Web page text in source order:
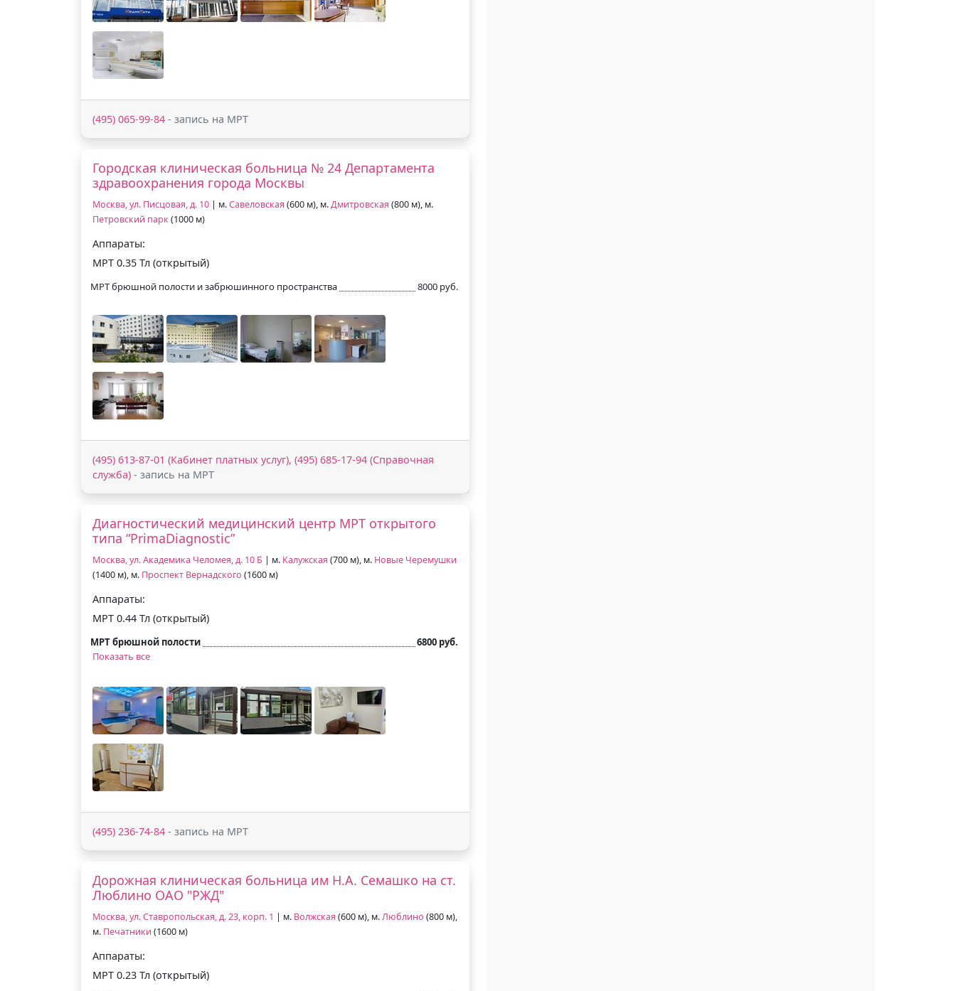
(495) 065-99-84 - запись на МРТ
Городская клиническая больница № 24 Департамента
здравоохранения города Москвы
Москва, ул. Писцовая, д. 10 | м.Савеловская (600 м), м.Дмитровская (800 м), м.
Петровский парк(1000 м)
Аппараты:
МРТ 0.35 Тл (открытый)
МРТ брюшной полости и забрюшинного пространства 8000 руб.
(495) 613-87-01 (Кабинет платных услуг), (495) 685-17-94 (Справочная
служба) - запись на МРТ
Диагностический медицинский центр МРТ открытого
типа “PrimaDiagnostic”
Москва, ул. Академика Челомея, д. 10 Б | м. Калужская (700 м), м. Новые Черемушки
(1400 м), м. Проспект Вернадского (1600 м)
Аппараты:
МРТ 0.44 Тл (открытый)
МРТ брюшной полости
6800 руб.
Показать все
(495) 236-74-84 - запись на МРТ
Дорожная клиническая больница им Н.А. Семашко на ст.
Люблино ОАО "РЖД"
Москва, ул. Ставропольская, д. 23, корп. 1 | м. Волжская (600 м), м.Люблино (800 м),
м. Печатники (1600 м)
Аппараты:
МРТ 0.23 Тл (открытый)